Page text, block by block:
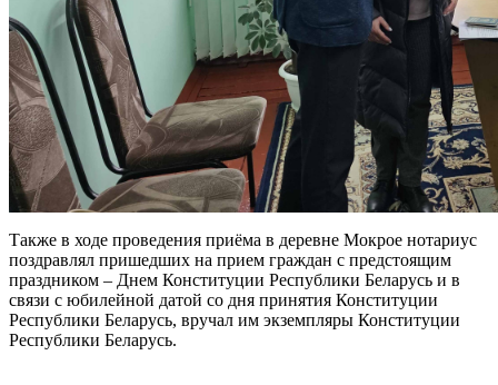
Также в ходе проведения приёма в деревне Мокрое нотариус
поздравлял пришедших на прием граждан с предстоящим
праздником – Днем Конституции Республики Беларусь и в
связи с юбилейной датой со дня принятия Конституции
Республики Беларусь, вручал им экземпляры Конституции
Республики Беларусь.